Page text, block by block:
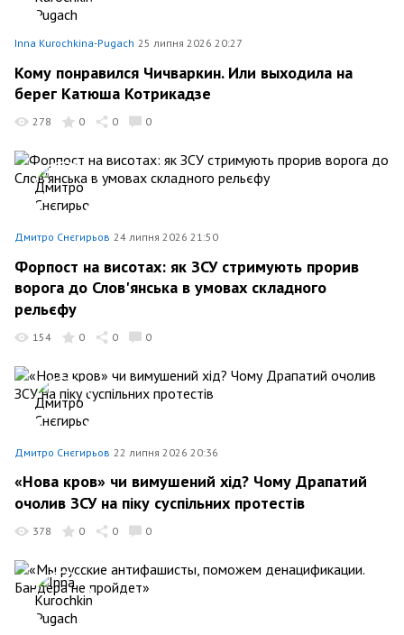
Inna Kurochkina-Pugach 25 липня 2026 20:27
Кому понравился Чичваркин. Или выходила на
берег Катюша Котрикадзе
278 0 0 0
Дмитро Снєгирьов 24 липня 2026 21:50
Форпост на висотах: як ЗСУ стримують прорив
ворога до Слов'янська в умовах складного
рельєфу
154 0 0 0
Дмитро Снєгирьов 22 липня 2026 20:36
«Нова кров» чи вимушений хід? Чому Драпатий
очолив ЗСУ на піку суспільних протестів
378 0 0 0